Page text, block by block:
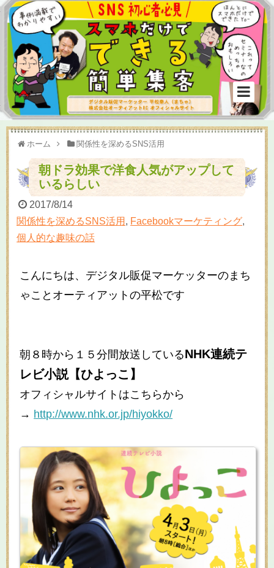
ホーム 関係性を深めるSNS活用
朝ドラ効果で洋食人気がアップして
いるらしい
2017/8/14
関係性を深めるSNS活用 , Facebookマーケティング,
個人的な趣味の話
こんにちは、デジタル販促マーケッターのまち
ゃことオーティアットの平松です
朝８時から１５分間放送しているNHK連続テ
レビ小説【ひよっこ】
オフィシャルサイトはこちらから
→ http://www.nhk.or.jp/hiyokko/